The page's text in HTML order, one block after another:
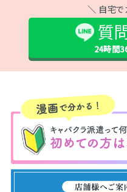
＼ 自宅で
質
24時間